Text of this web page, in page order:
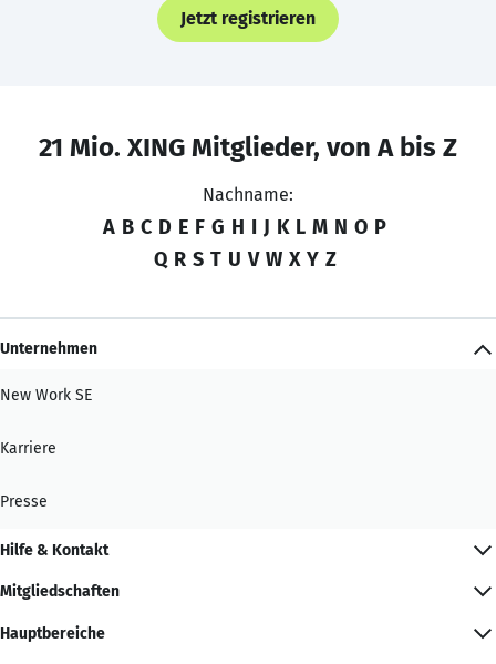
Jetzt registrieren
21 Mio. XING Mitglieder, von A bis Z
Nachname:
A B C D E F G H I J K L M N O P
Q R S T U V W X Y Z
Unternehmen
New Work SE
Karriere
Presse
Hilfe & Kontakt
Mitgliedschaften
Hauptbereiche